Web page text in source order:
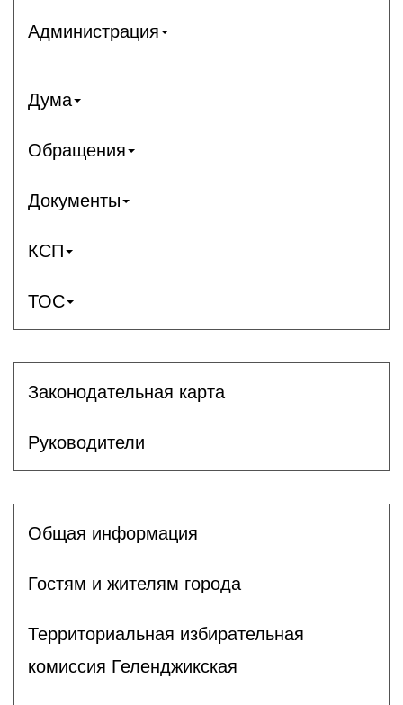
Администрация
Дума
Обращения
Документы
КСП
ТОС
Законодательная карта
Руководители
Общая информация
Гостям и жителям города
Территориальная избирательная
комиссия Геленджикcкая